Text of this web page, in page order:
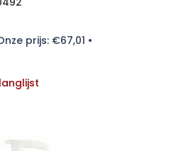
prijs: €67,01 •